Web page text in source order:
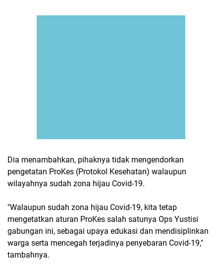
Dia menambahkan, pihaknya tidak mengendorkan
pengetatan ProKes (Protokol Kesehatan) walaupun
wilayahnya sudah zona hijau Covid-19.
"Walaupun sudah zona hijau Covid-19, kita tetap
mengetatkan aturan ProKes salah satunya Ops Yustisi
gabungan ini, sebagai upaya edukasi dan mendisiplinkan
warga serta mencegah terjadinya penyebaran Covid-19,"
tambahnya.